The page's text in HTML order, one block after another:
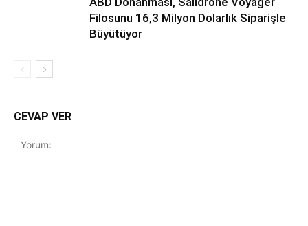
Filosunu 16,3 Milyon Dolarlık Siparişle
Büyütüyor
CEVAP VER